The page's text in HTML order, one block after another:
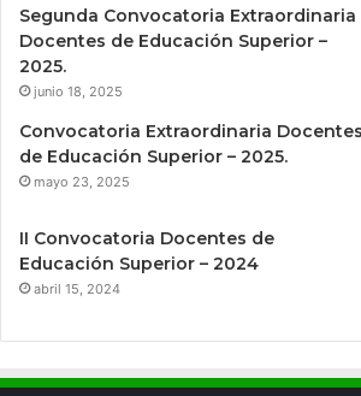
Segunda Convocatoria Extraordinaria
Docentes de Educación Superior –
2025.
junio 18, 2025
Convocatoria Extraordinaria Docentes
de Educación Superior – 2025.
mayo 23, 2025
II Convocatoria Docentes de
Educación Superior – 2024
abril 15, 2024